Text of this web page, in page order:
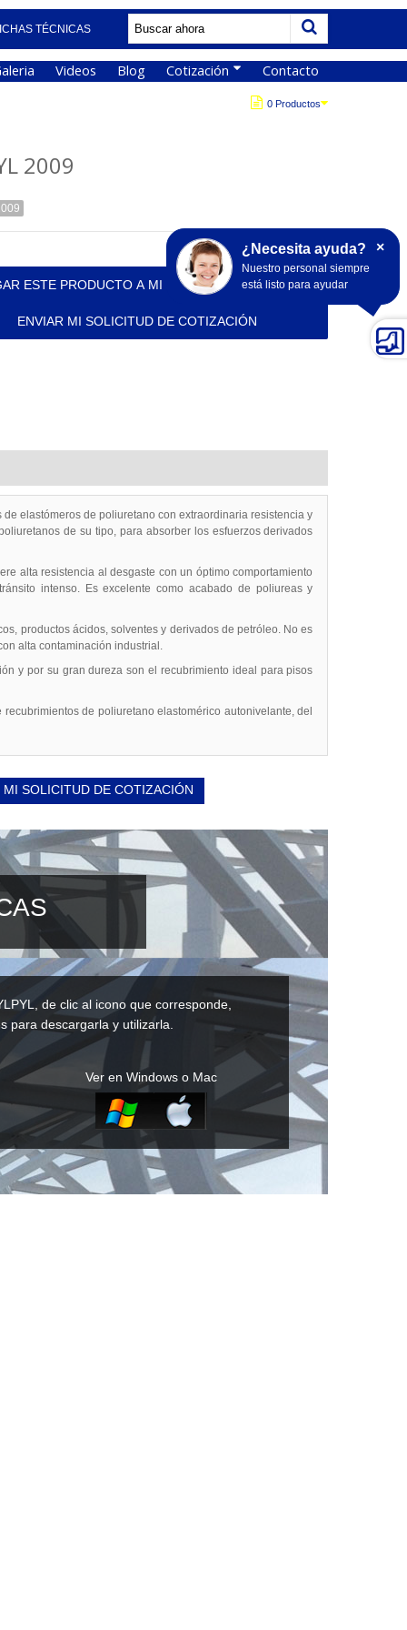
×
¿Necesita ayuda?
Nuestro personal siempre
está listo para ayudar
TÉCNICAS
Videos Blog Cotización Contacto
0 Productos
2009
ESTE PRODUCTO A MI SOLICITUD DE COTIZACIÓN
ENVIAR MI SOLICITUD DE COTIZACIÓN
elastómeros de poliuretano con extraordinaria resistencia y
de su tipo, para absorber los esfuerzos derivados
alta resistencia al desgaste con un óptimo comportamiento
intenso. Es excelente como acabado de poliureas y
productos ácidos, solventes y derivados de petróleo. No es
alta contaminación industrial.
y por su gran dureza son el recubrimiento ideal para pisos
de poliuretano elastomérico autonivelante, del
MI SOLICITUD DE COTIZACIÓN
de clic al icono que corresponde,
para descargarla y utilizarla.
Ver en Windows o Mac